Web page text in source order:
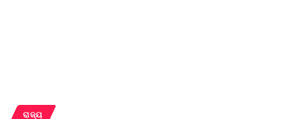
ରାଜ୍ୟ